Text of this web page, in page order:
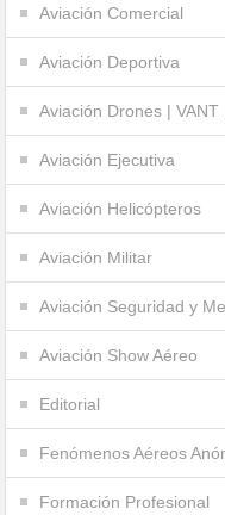
Aviación Comercial
Aviación Deportiva
Aviación Drones | VANT
Aviación Ejecutiva
Aviación Helicópteros
Aviación Militar
Aviación Seguridad y
Aviación Show Aéreo
Editorial
Fenómenos Aéreos
Formación Profesional